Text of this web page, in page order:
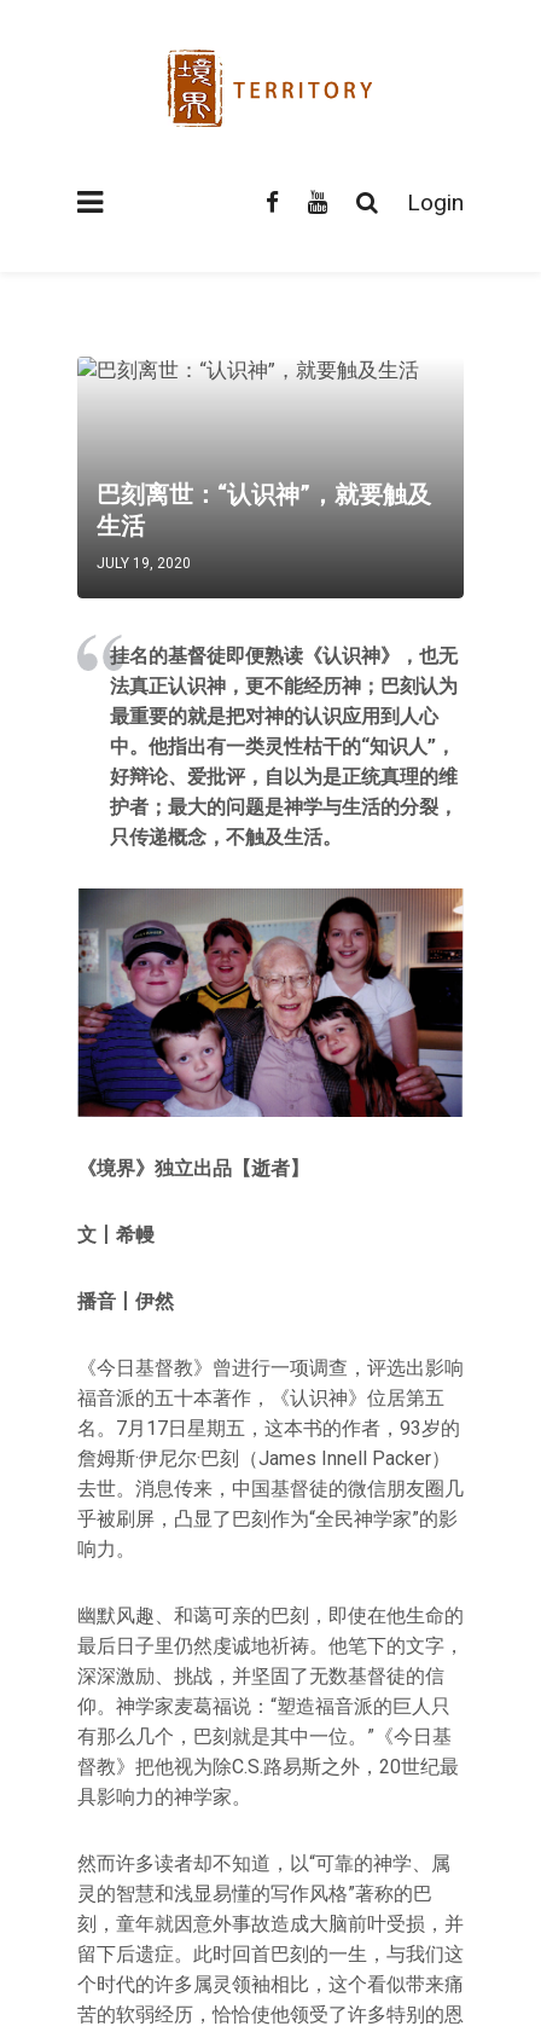
Login
巴刻离世：“认识神”，就要触及
生活
JULY 19, 2020
挂名的基督徒即便熟读《认识神》，也无
法真正认识神，更不能经历神；巴刻认为
最重要的就是把对神的认识应用到人心
中。他指出有一类灵性枯干的“知识人”，
好辩论、爱批评，自以为是正统真理的维
护者；最大的问题是神学与生活的分裂，
只传递概念，不触及生活。
《境界》独立出品【逝者】
文 丨希幔
播音丨伊然
《今日基督教》曾进行一项调查，评选出影响
福音派的五十本著作，《认识神》位居第五
名。7月17日星期五，这本书的作者，93岁的
詹姆斯·伊尼尔·巴刻（James Innell Packer）
去世。消息传来，中国基督徒的微信朋友圈几
乎被刷屏，凸显了巴刻作为“全民神学家”的影
响力。
幽默风趣、和蔼可亲的巴刻，即使在他生命的
最后日子里仍然虔诚地祈祷。他笔下的文字，
深深激励、挑战，并坚固了无数基督徒的信
仰。神学家麦葛福说：“塑造福音派的巨人只
有那么几个，巴刻就是其中一位。”《今日基
督教》把他视为除C.S.路易斯之外，20世纪最
具影响力的神学家。
然而许多读者却不知道，以“可靠的神学、属
灵的智慧和浅显易懂的写作风格”著称的巴
刻，童年就因意外事故造成大脑前叶受损，并
留下后遗症。此时回首巴刻的一生，与我们这
个时代的许多属灵领袖相比，这个看似带来痛
苦的软弱经历，恰恰使他领受了许多特别的恩